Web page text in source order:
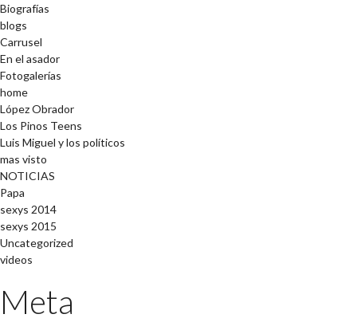
Biografías
blogs
Carrusel
En el asador
Fotogalerías
home
López Obrador
Los Pinos Teens
Luis Miguel y los políticos
mas visto
NOTICIAS
Papa
sexys 2014
sexys 2015
Uncategorized
videos
Meta